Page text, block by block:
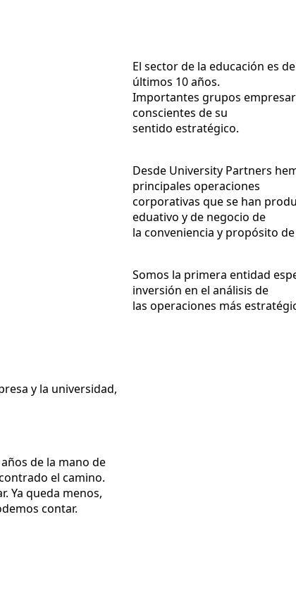
El sector de la educación es
últimos 10 años.
Importantes grupos
conscientes de su
sentido estratégico.
Desde University Partners
principales operaciones
corporativas que se han
eduativo y de negocio de
la conveniencia y propósito
Somos la primera entidad
inversión en el análisis de
las operaciones más
y la universidad,
de la mano de
el camino.
Ya queda menos,
contar.